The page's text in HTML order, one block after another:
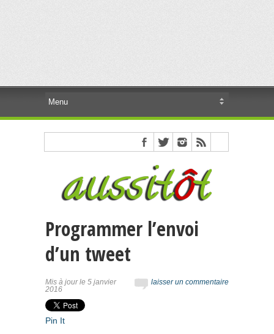
Programmer l’envoi
d’un tweet
laisser un commentaire
Mis à jour le 5 janvier
2016
Pin It